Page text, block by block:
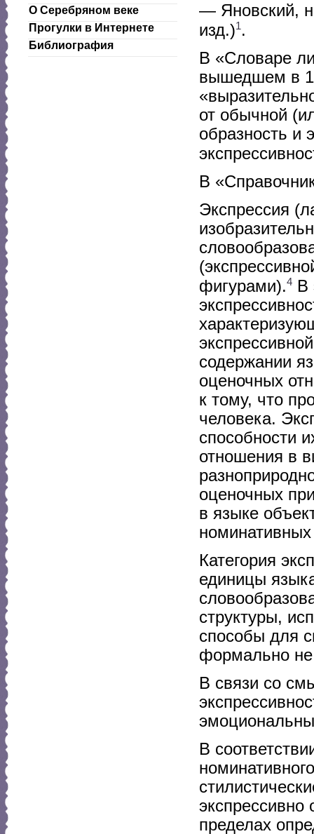
О Серебряном веке
Прогулки в Интернете
Библиография
— Яновский,
изд.)1.
В «Словаре
вышедшем в
от обычной
образность и
В
Экспрессия
фигурами).4
В
содержании
оценочных
к тому, что
человека.
способности
отношения в
оценочных
в языке
Категория
единицы
структуры,
способы для
формально
В связи со
В
пределах